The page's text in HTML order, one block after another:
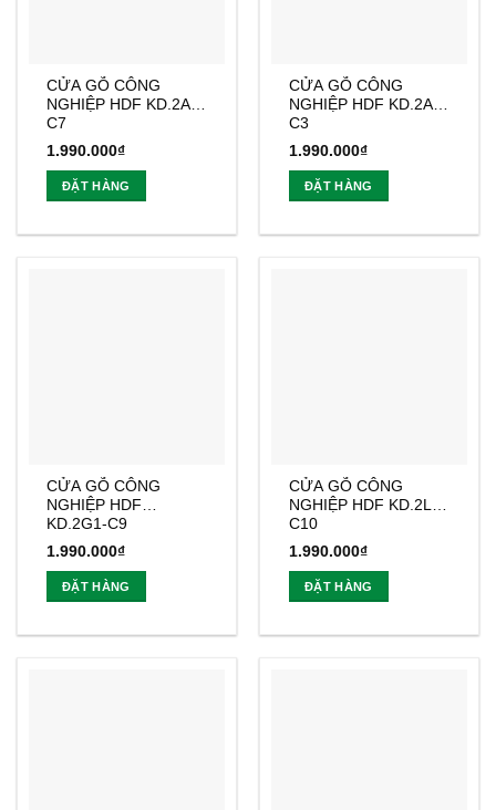
CỬA GỖ CÔNG
NGHIỆP HDF KD.2A-
C7
1.990.000₫
ĐẶT HÀNG
CỬA GỖ CÔNG
NGHIỆP HDF KD.2A1-
C3
1.990.000₫
ĐẶT HÀNG
CỬA GỖ CÔNG
NGHIỆP HDF
KD.2G1-C9
1.990.000₫
ĐẶT HÀNG
CỬA GỖ CÔNG
NGHIỆP HDF KD.2L-
C10
1.990.000₫
ĐẶT HÀNG